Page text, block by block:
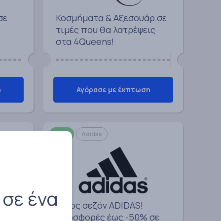
ένα
Κοσμήματα & Αξεσουάρ σε
τιμές που θα λατρέψεις
στα 4Queens!
Αγόρασε με έκπτωση
με
50% Adidas
Τέλος σεζόν ADIDAS!
Προσφορές έως -50% σε